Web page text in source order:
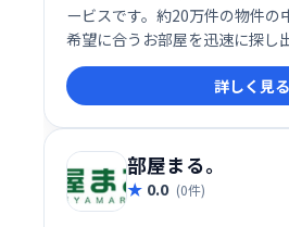
ービスです。約20万件の物件の
希望に合うお部屋を迅速に探し
軽に相談でき、理想の住まい探
経験豊富なエージェントが、最
ズな契約手続きを支援します。
詳しく見る
部屋まる。
0.0 (0件)